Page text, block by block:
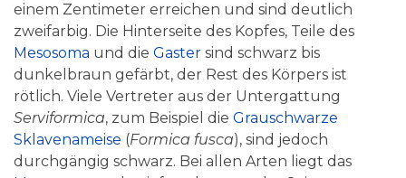
einem Zentimeter erreichen und sind deutlich
zweifarbig. Die Hinterseite des Kopfes, Teile des
Mesosoma und die Gaster sind schwarz bis
dunkelbraun gefärbt, der Rest des Körpers ist
rötlich. Viele Vertreter aus der Untergattung
Serviformica, zum Beispiel die Grauschwarze
Sklavenameise (Formica fusca), sind jedoch
durchgängig schwarz. Bei allen Arten liegt das